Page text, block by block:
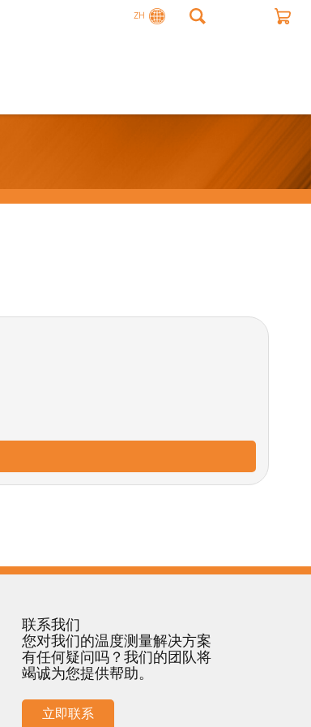
ZH
联系我们
您对我们的温度测量解决方案
有任何疑问吗？我们的团队将
竭诚为您提供帮助。
立即联系